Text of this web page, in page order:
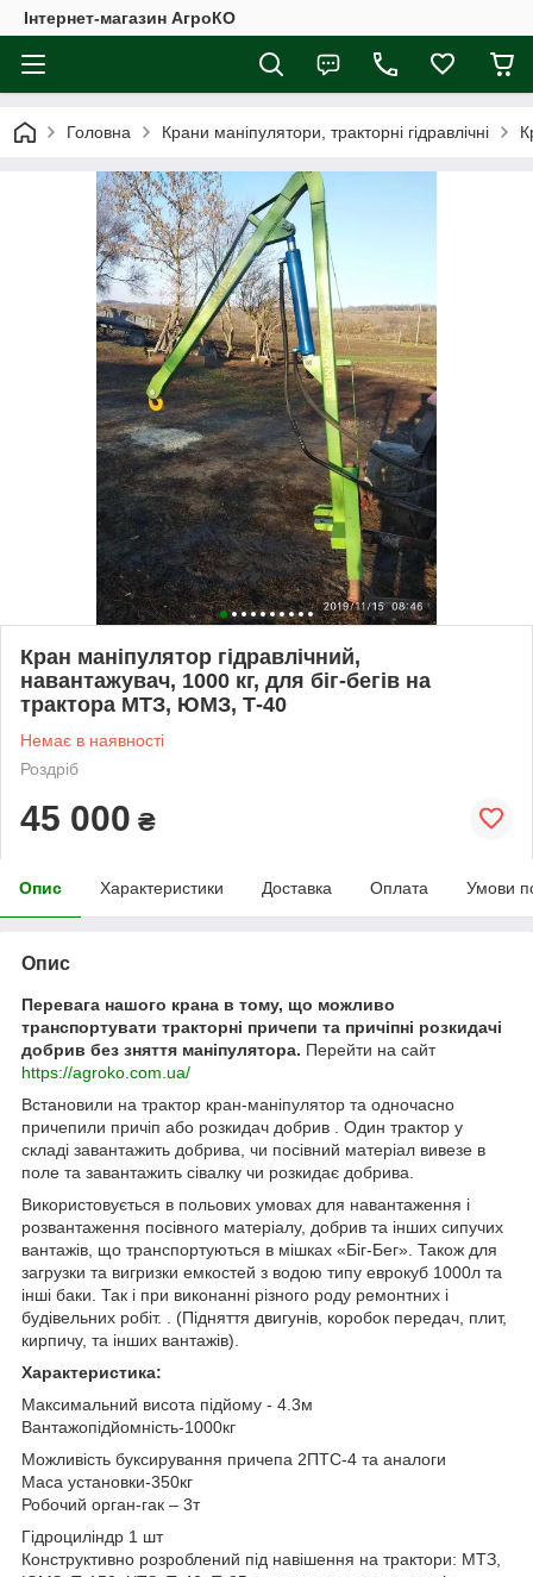
Інтернет-магазин АгроКО
Головна Крани маніпулятори, тракторні гідравлічні
Кран маніпулятор гідравлічний,
навантажувач, 1000 кг, для біг-бегів на
трактора МТЗ, ЮМЗ, Т-40
Немає в наявності
Роздріб
45 000 ₴
Опис Характеристики Доставка Оплата Умови
Опис
Перевага нашого крана в тому, що можливо
транспортувати тракторні причепи та причіпні розкидачі
добрив без зняття маніпулятора. Перейти на сайт
https://agroko.com.ua/
Встановили на трактор кран-маніпулятор та одночасно
причепили причіп або розкидач добрив . Один трактор у
складі завантажить добрива, чи посівний матеріал вивезе в
поле та завантажить сівалку чи розкидає добрива.
Використовується в польових умовах для навантаження і
розвантаження посівного матеріалу, добрив та інших сипучих
вантажів, що транспортуються в мішках «Біг-Бег». Також для
загрузки та вигризки емкостей з водою типу еврокуб 1000л та
інші баки. Так і при виконанні різного роду ремонтних і
будівельних робіт. . (Підняття двигунів, коробок передач, плит,
кирпичу, та інших вантажів).
Характеристика:
Максимальний висота підйому - 4.3м
Вантажопідйомність-1000кг
Можливість буксирування причепа 2ПТС-4 та аналоги
Маса установки-350кг
Робочий орган-гак – 3т
Гідроциліндр 1 шт
Конструктивно розроблений під навішення на трактори: МТЗ,